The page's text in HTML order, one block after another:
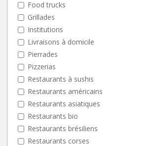
Food trucks
Grillades
Institutions
Livraisons à domicile
Pierrades
Pizzerias
Restaurants à sushis
Restaurants américains
Restaurants asiatiques
Restaurants bio
Restaurants brésiliens
Restaurants corses